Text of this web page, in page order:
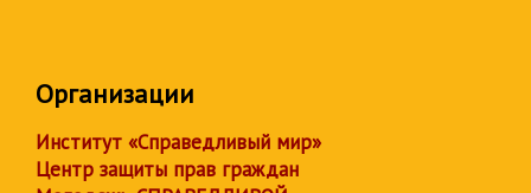
Организации
Институт «Справедливый мир»
Центр защиты прав граждан